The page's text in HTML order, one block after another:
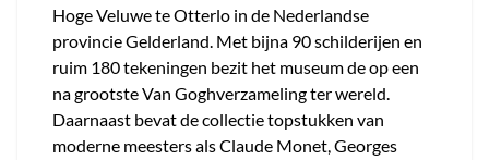
Hoge Veluwe te Otterlo in de Nederlandse
provincie Gelderland. Met bijna 90 schilderijen en
ruim 180 tekeningen bezit het museum de op een
na grootste Van Goghverzameling ter wereld.
Daarnaast bevat de collectie topstukken van
moderne meesters als Claude Monet, Georges